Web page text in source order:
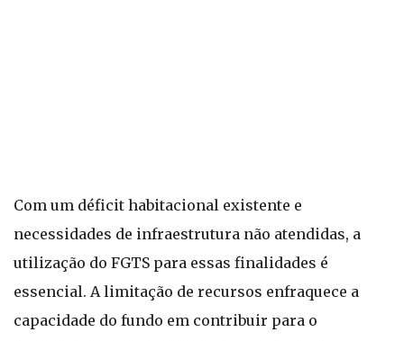
Com um déficit habitacional existente e
necessidades de infraestrutura não atendidas, a
utilização do FGTS para essas finalidades é
essencial. A limitação de recursos enfraquece a
capacidade do fundo em contribuir para o